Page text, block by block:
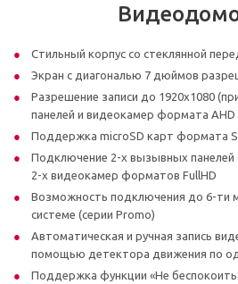
Стильный корпус со стеклянной
Экран с диагональю 7 дюймов
Разрешение записи до 1920х1080
панелей и видеокамер формата AHD
Поддержка microSD карт формата
Подключение 2-х вызывных панелей
2-х видеокамер форматов FullHD
Возможность подключения до 6-ти
системе (серии Promo)
Автоматическая и ручная запись
помощью детектора движения по
Поддержка функции «Не